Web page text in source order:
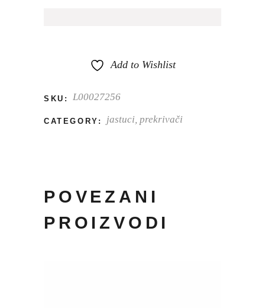
Add to Wishlist
SKU: L00027256
CATEGORY: jastuci, prekrivači
POVEZANI
PROIZVODI